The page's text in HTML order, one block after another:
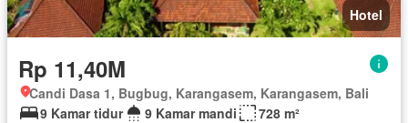
Hotel
Rp 11,40M
Candi Dasa 1, Bugbug, Karangasem, Karangasem, Bali
9 Kamar tidur
9 Kamar mandi
728 m²